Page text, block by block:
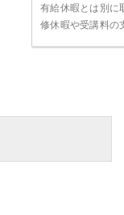
有給休暇とは別に
修休暇や受講料の